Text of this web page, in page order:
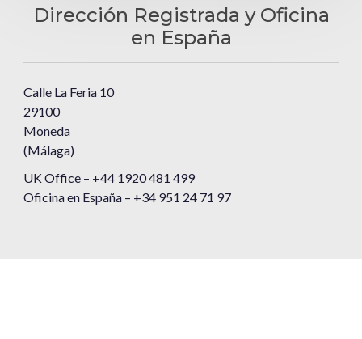
Dirección Registrada y Oficina
en España
Calle La Feria 10
29100
Moneda
(Málaga)
UK Office – +44 1920 481 499
Oficina en España – +34 951 24 71 97